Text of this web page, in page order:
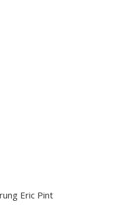
Eric Pint